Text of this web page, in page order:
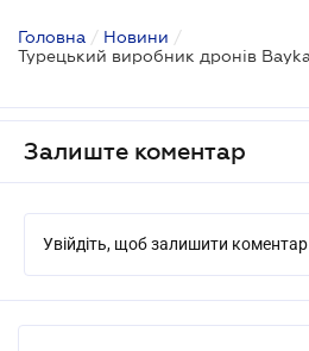
Головна / Новини /
Залиште коментар
Увійдіть, щоб залишити коментар